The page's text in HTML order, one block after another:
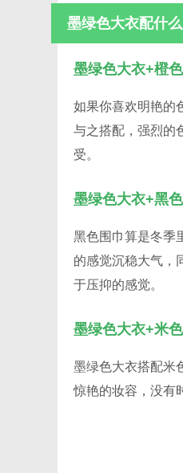
墨绿色大衣配什
墨绿色大衣+橙
如果你喜欢明艳的
与之搭配，强烈的
受。
墨绿色大衣+黑
黑色围巾算是冬季
的感觉沉稳大气，
于压抑的感觉。
墨绿色大衣+米
墨绿色大衣搭配米
惊艳的妆容，没有